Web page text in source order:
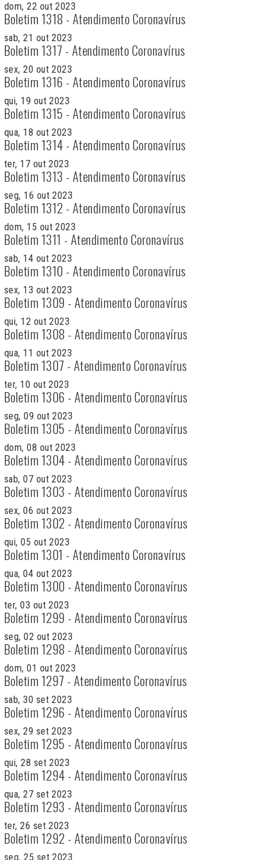
dom, 22 out 2023
Boletim 1318 - Atendimento Coronavírus
sab, 21 out 2023
Boletim 1317 - Atendimento Coronavírus
sex, 20 out 2023
Boletim 1316 - Atendimento Coronavírus
qui, 19 out 2023
Boletim 1315 - Atendimento Coronavírus
qua, 18 out 2023
Boletim 1314 - Atendimento Coronavírus
ter, 17 out 2023
Boletim 1313 - Atendimento Coronavírus
seg, 16 out 2023
Boletim 1312 - Atendimento Coronavírus
dom, 15 out 2023
Boletim 1311 - Atendimento Coronavírus
sab, 14 out 2023
Boletim 1310 - Atendimento Coronavírus
sex, 13 out 2023
Boletim 1309 - Atendimento Coronavírus
qui, 12 out 2023
Boletim 1308 - Atendimento Coronavírus
qua, 11 out 2023
Boletim 1307 - Atendimento Coronavírus
ter, 10 out 2023
Boletim 1306 - Atendimento Coronavírus
seg, 09 out 2023
Boletim 1305 - Atendimento Coronavírus
dom, 08 out 2023
Boletim 1304 - Atendimento Coronavírus
sab, 07 out 2023
Boletim 1303 - Atendimento Coronavírus
sex, 06 out 2023
Boletim 1302 - Atendimento Coronavírus
qui, 05 out 2023
Boletim 1301 - Atendimento Coronavírus
qua, 04 out 2023
Boletim 1300 - Atendimento Coronavírus
ter, 03 out 2023
Boletim 1299 - Atendimento Coronavírus
seg, 02 out 2023
Boletim 1298 - Atendimento Coronavírus
dom, 01 out 2023
Boletim 1297 - Atendimento Coronavírus
sab, 30 set 2023
Boletim 1296 - Atendimento Coronavírus
sex, 29 set 2023
Boletim 1295 - Atendimento Coronavírus
qui, 28 set 2023
Boletim 1294 - Atendimento Coronavírus
qua, 27 set 2023
Boletim 1293 - Atendimento Coronavírus
ter, 26 set 2023
Boletim 1292 - Atendimento Coronavírus
seg, 25 set 2023